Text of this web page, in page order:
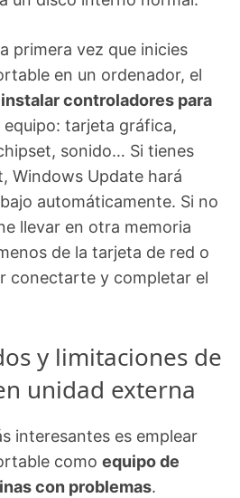
primera vez que inicies
en un ordenador, el
instalar controladores para
equipo: tarjeta gráfica,
sonido… Si tienes
Windows Update hará
automáticamente. Si no
llevar en otra memoria
de la tarjeta de red o
conectarte y completar el
y limitaciones de
unidad externa
interesantes es emplear
como equipo de
con problemas.